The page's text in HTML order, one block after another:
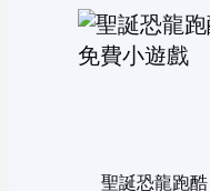
聖誕恐龍跑酷